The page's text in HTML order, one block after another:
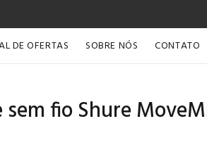
DE OFERTAS SOBRE NÓS CONTATO
fio Shure